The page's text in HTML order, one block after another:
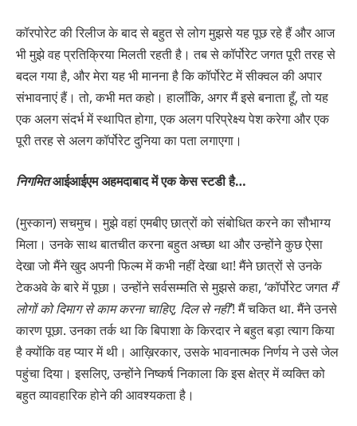
कॉरपोरेट की रिलीज के बाद से बहुत से लोग मुझसे यह पूछ रहे हैं और आज
भी मुझे वह प्रतिक्रिया मिलती रहती है। तब से कॉर्पोरेट जगत पूरी तरह से
बदल गया है, और मेरा यह भी मानना ​​है कि कॉर्पोरेट में सीक्वल की अपार
संभावनाएं हैं। तो, कभी मत कहो। हालाँकि, अगर मैं इसे बनाता हूँ, तो यह
एक अलग संदर्भ में स्थापित होगा, एक अलग परिप्रेक्ष्य पेश करेगा और एक
पूरी तरह से अलग कॉर्पोरेट दुनिया का पता लगाएगा।
निगमितआईआईएम अहमदाबाद में एक केस स्टडी है…
(मुस्कान) सचमुच। मुझे वहां एमबीए छात्रों को संबोधित करने का सौभाग्य
मिला। उनके साथ बातचीत करना बहुत अच्छा था और उन्होंने कुछ ऐसा
देखा जो मैंने खुद अपनी फिल्म में कभी नहीं देखा था! मैंने छात्रों से उनके
टेकअवे के बारे में पूछा। उन्होंने सर्वसम्मति से मुझसे कहा, ‘कॉर्पोरेट जगतमैं
लोगों को दिमाग से काम करना चाहिए, दिल से नहीं’! मैं चकित था. मैंने उनसे
कारण पूछा. उनका तर्क था कि बिपाशा के किरदार ने बहुत बड़ा त्याग किया
है क्योंकि वह प्यार में थी। आख़िरकार, उसके भावनात्मक निर्णय ने उसे जेल
पहुंचा दिया। इसलिए, उन्होंने निष्कर्ष निकाला कि इस क्षेत्र में व्यक्ति को
बहुत व्यावहारिक होने की आवश्यकता है।